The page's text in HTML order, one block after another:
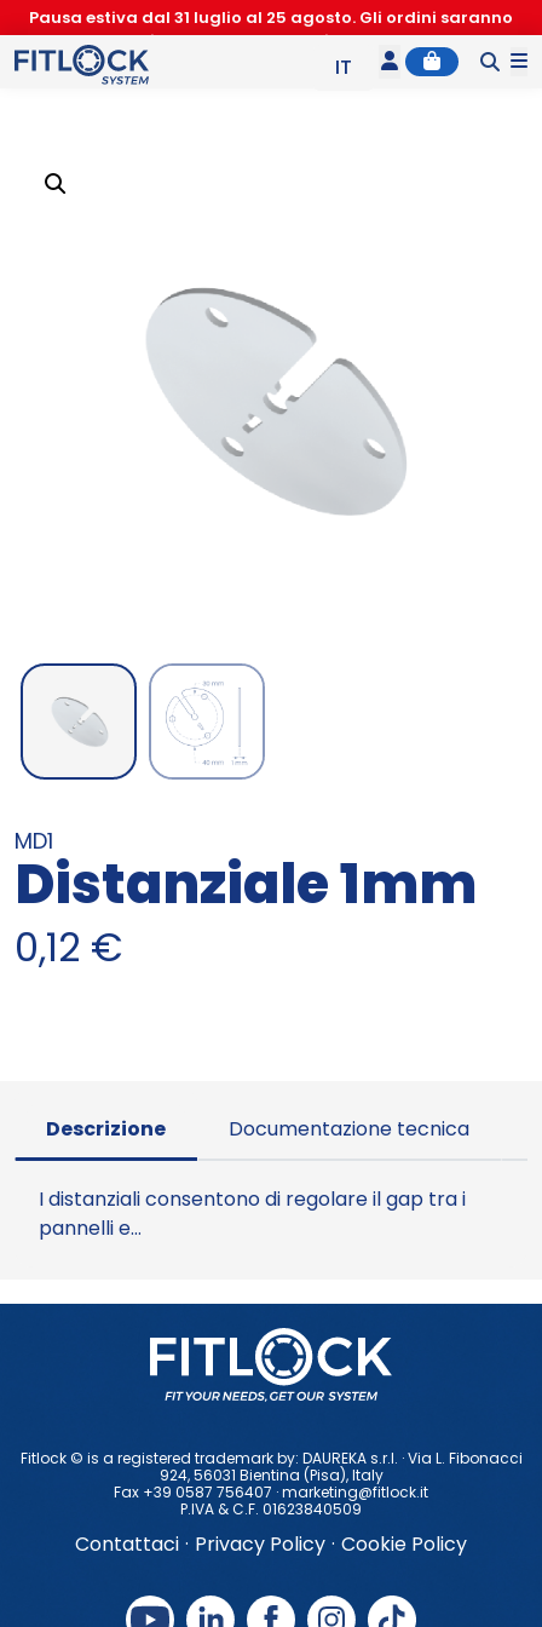
Pausa estiva dal 31 luglio al 25 agosto. Gli ordini saranno
accettati nuovamente a partire dal 26 agosto
IT Account
Cart
MD1
Distanziale 1mm
0,12 €
Descrizione Documentazione tecnica
I distanziali consentono di regolare il gap tra i
pannelli e…
Fitlock © is a registered trademark by: DAUREKA s.r.l. · Via L. Fibonacci
924, 56031 Bientina (Pisa), ltaly
Fax +39 0587 756407 ·marketing@fitlock.it
P.IVA & C.F. 01623840509
Contattaci · Privacy Policy · Cookie Policy